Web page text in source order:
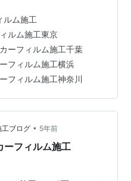
域拡大！ 詳しくはHPを
ボディコーティン
激安キャンペーン中！！
ーティング格安・激安キ
…
ルム施工
ルム施工東京
カーフィルム施工千葉
フィルム施工横浜
フィルム施工神奈川
工ブログ • 5年前
フィルム施工